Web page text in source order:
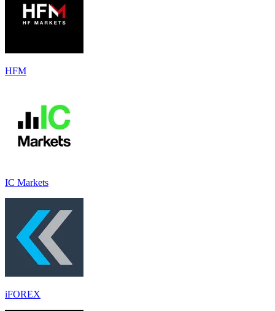
HFM
IC Markets
iFOREX